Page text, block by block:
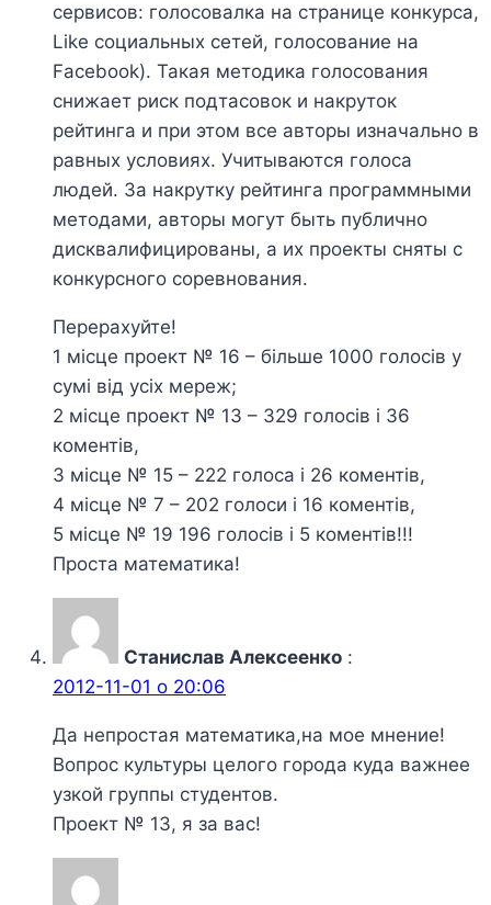
сервисов: голосовалка на странице конкурса,
Like социальных сетей, голосование на
Facebook). Такая методика голосования
снижает риск подтасовок и накруток
рейтинга и при этом все авторы изначально в
равных условиях. Учитываются голоса
людей. За накрутку рейтинга программными
методами, авторы могут быть публично
дисквалифицированы, а их проекты сняты с
конкурсного соревнования.
Перерахуйте!
1 місце проект № 16 – більше 1000 голосів у
сумі від усіх мереж;
2 місце проект № 13 – 329 голосів і 36
коментів,
3 місце № 15 – 222 голоса і 26 коментів,
4 місце № 7 – 202 голоси і 16 коментів,
5 місце № 19 196 голосів і 5 коментів!!!
Проста математика!
Станислав Алексеенко :
2012-11-01 о 20:06
Да непростая математика,на мое мнение!
Вопрос культуры целого города куда важнее
узкой группы студентов.
Проект № 13, я за вас!